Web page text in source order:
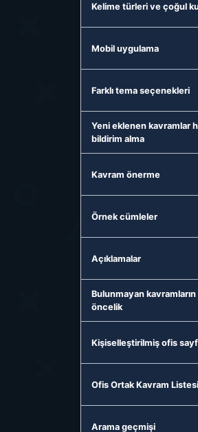
Kelime türleri ve çoğul
Mobil uygulama
Farklı tema seçenekleri
Yeni eklenen kavramlar
bildirim alma
Kavram önerme
Örnek cümleler
Açıklamalar
Bulunmayan
öncelik
Kişiselleştirilmiş ofis
Ofis Ortak Kavram Listesi
Arama geçmişi